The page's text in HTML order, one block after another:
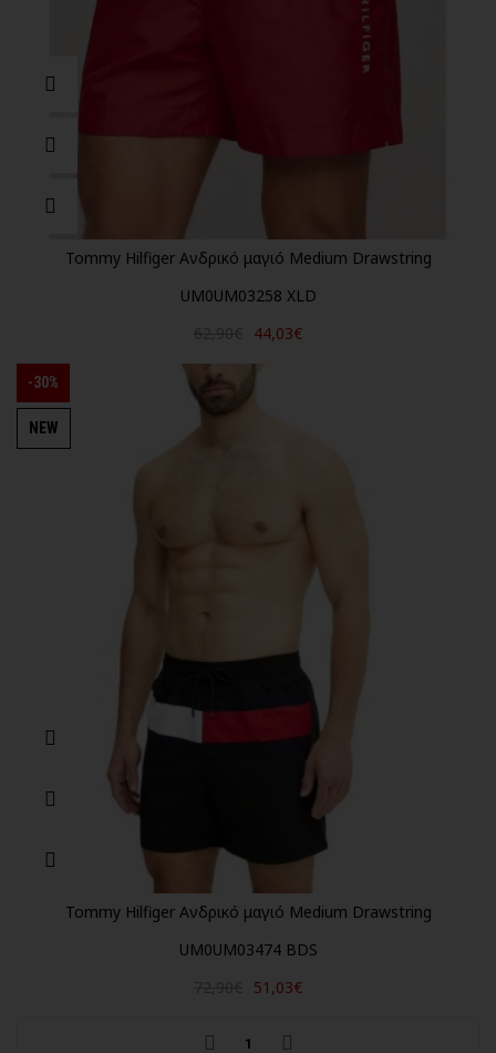
Tommy Hilfiger Ανδρικό μαγιό Medium Drawstring
UM0UM03258 XLD
44,03€
-30%
NEW
Tommy Hilfiger Ανδρικό μαγιό Medium Drawstring
UM0UM03474 BDS
51,03€
1